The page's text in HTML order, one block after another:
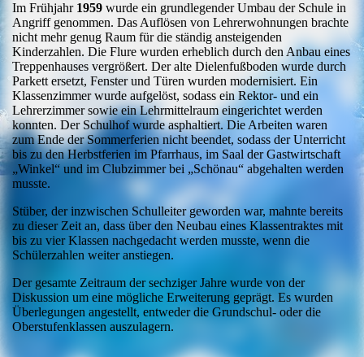
Im Frühjahr 1959 wurde ein grundlegender Umbau der Schule in
Angriff genommen. Das Auflösen von Lehrerwohnungen brachte
nicht mehr genug Raum für die ständig ansteigenden
Kinderzahlen. Die Flure wurden erheblich durch den Anbau eines
Treppenhauses vergrößert. Der alte Dielenfußboden wurde durch
Parkett ersetzt, Fenster und Türen wurden modernisiert. Ein
Klassenzimmer wurde aufgelöst, sodass ein Rektor- und ein
Lehrerzimmer sowie ein Lehrmittelraum eingerichtet werden
konnten. Der Schulhof wurde asphaltiert. Die Arbeiten waren
zum Ende der Sommerferien nicht beendet, sodass der Unterricht
bis zu den Herbstferien im Pfarrhaus, im Saal der Gastwirtschaft
„Winkel“ und im Clubzimmer bei „Schönau“ abgehalten werden
musste.
Stüber, der inzwischen Schulleiter geworden war, mahnte bereits
zu dieser Zeit an, dass über den Neubau eines Klassentraktes mit
bis zu vier Klassen nachgedacht werden musste, wenn die
Schülerzahlen weiter anstiegen.
Der gesamte Zeitraum der sechziger Jahre wurde von der
Diskussion um eine mögliche Erweiterung geprägt. Es wurden
Überlegungen angestellt, entweder die Grundschul- oder die
Oberstufenklassen auszulagern.